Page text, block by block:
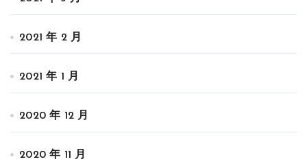
2021 年 2 月
2021 年 1 月
2020 年 12 月
2020 年 11 月